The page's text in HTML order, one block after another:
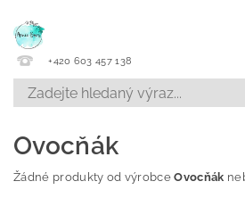
+420 603 457 138
Ovocňák
Žádné produkty od výrobceOvocňák